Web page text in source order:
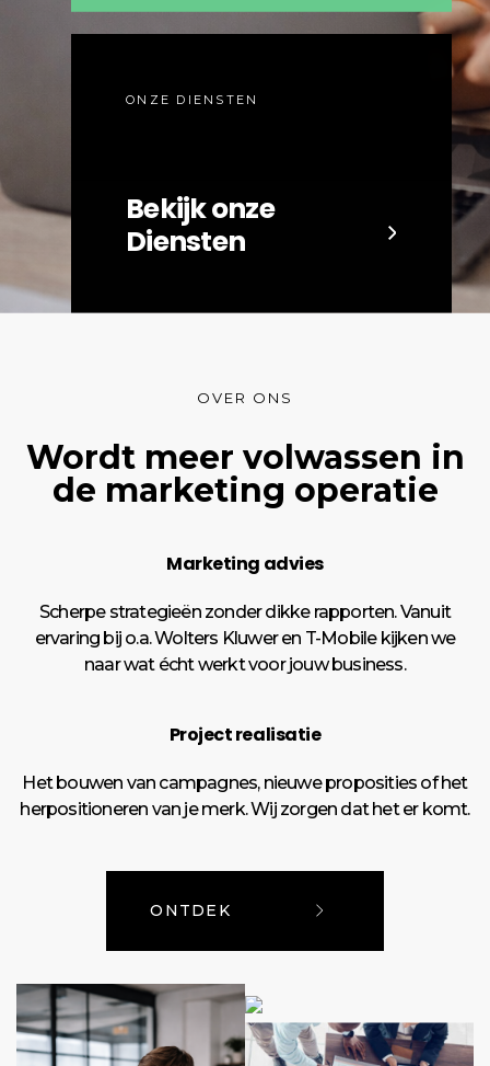
ONZE DIENSTEN
Bekijk onze
Diensten
OVER ONS
Wordt meer volwassen in
de marketing operatie
Marketing advies
Scherpe strategieën zonder dikke rapporten. Vanuit
ervaring bij o.a. Wolters Kluwer en T-Mobile kijken we
naar wat écht werkt voor jouw business.
Project realisatie
Het bouwen van campagnes, nieuwe proposities of het
herpositioneren van je merk. Wij zorgen dat het er komt.
ONTDEK